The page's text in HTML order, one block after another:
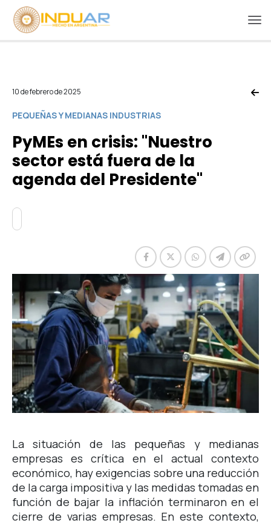
10 de febrero de 2025
PEQUEÑAS Y MEDIANAS INDUSTRIAS
PyMEs en crisis: "Nuestro
sector está fuera de la
agenda del Presidente"
La situación de las pequeñas y medianas
empresas es crítica en el actual contexto
económico, hay exigencias sobre una reducción
de la carga impositiva y las medidas tomadas en
función de bajar la inflación terminaron en el
cierre de varias empresas. En este contexto,